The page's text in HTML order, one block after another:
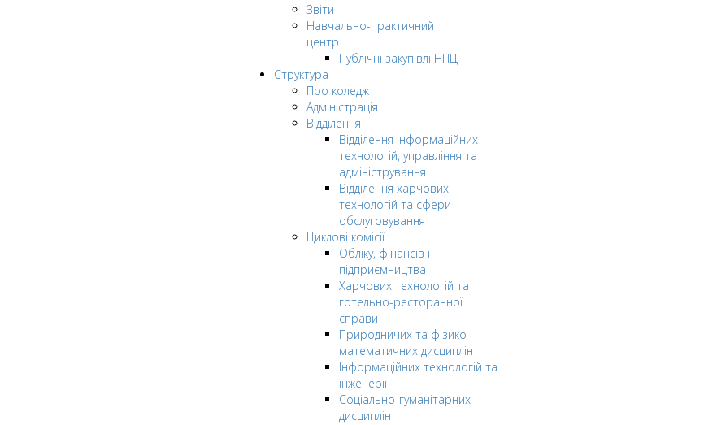
Звіти
Навчально-практичний
центр
Публічні закупівлі НПЦ
Структура
Про коледж
Адміністрація
Відділення
Відділення інформаційних
технологій, управління та
адміністрування
Відділення харчових
технологій та сфери
обслуговування
Циклові комісії
Обліку, фінансів і
підприємництва
Харчових технологій та
готельно-ресторанної
справи
Природничих та фізико-
математичних дисциплін
Інформаційних технологій та
інженерії
Соціально-гуманітарних
дисциплін